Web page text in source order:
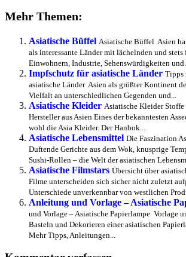
Mehr Themen:
Asiatische Büffel Asiatische Büffel Asien
als interessante Länder mit lächelnden und
Einwohnern, Industrie, Sehenswürdigkeiten und...
Impfschutz für asiatische Länder Tipps
asiatische Länder Asien als größter Kontinent
Vielfalt an unterschiedlichen Gegenden und...
Asiatische Kleider Asiatische Kleider
Hersteller aus Asien Eines der bekanntesten
wohl die Asia Kleider. Der Hanbok...
Asiatische Lebensmittel Die Faszination
Duftende Gerichte aus dem Wok, knusprige
Sushi-Rollen – die Welt der asiatischen
Asiatische Filmstars Übersicht über
Filme unterscheiden sich sicher nicht zuletzt
Unterschiede unverkennbar von westlichen
Anleitung und Vorlage – Asiatische
und Vorlage – Asiatische Papierlampe Vorlage
Basteln und Dekorieren einer asiatischen
Mehr Tipps, Anleitungen...